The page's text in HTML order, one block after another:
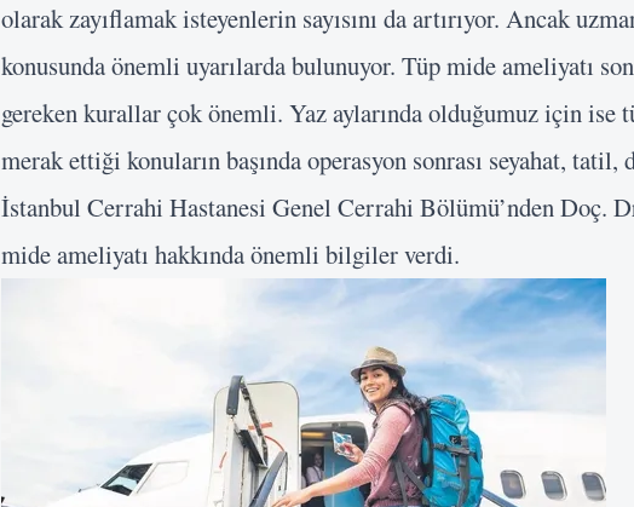
olarak zayıflamak isteyenlerin sayısını da artırıyor. Ancak
konusunda önemli uyarılarda bulunuyor. Tüp mide ameliyatı
gereken kurallar çok önemli. Yaz aylarında olduğumuz için ise
merak ettiği konuların başında operasyon sonrası seyahat,
İstanbul Cerrahi Hastanesi Genel Cerrahi Bölümü’nden Doç.
mide ameliyatı hakkında önemli bilgiler verdi.